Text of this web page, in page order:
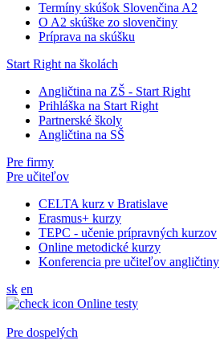
Termíny skúšok Slovenčina A2
O A2 skúške zo slovenčiny
Príprava na skúšku
Start Right na školách
Angličtina na ZŠ - Start Right
Prihláška na Start Right
Partnerské školy
Angličtina na SŠ
Pre firmy
Pre učiteľov
CELTA kurz v Bratislave
Erasmus+ kurzy
TEPC - učenie prípravných kurzov
Online metodické kurzy
Konferencia pre učiteľov angličtiny
sk en
Online testy
Pre dospelých